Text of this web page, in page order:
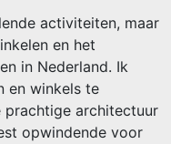
activiteiten, maar
en het
in Nederland. Ik
en winkels te
prachtige architectuur
opwindende voor